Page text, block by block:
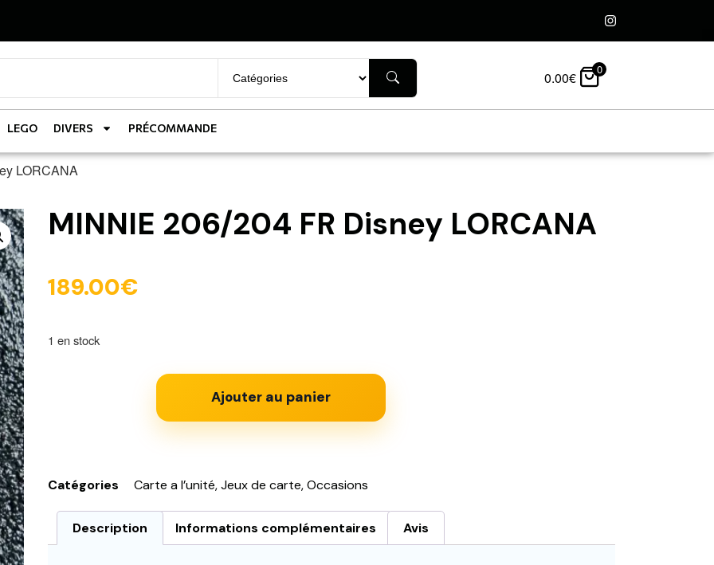
0.00€ 0
LEGO DIVERS PRÉCOMMANDE
LORCANA
MINNIE 206/204 FR Disney LORCANA
189.00€
1 en stock
Ajouter au panier
Catégories Carte a l’unité,Jeux de carte,Occasions
Description Informations complémentaires Avis